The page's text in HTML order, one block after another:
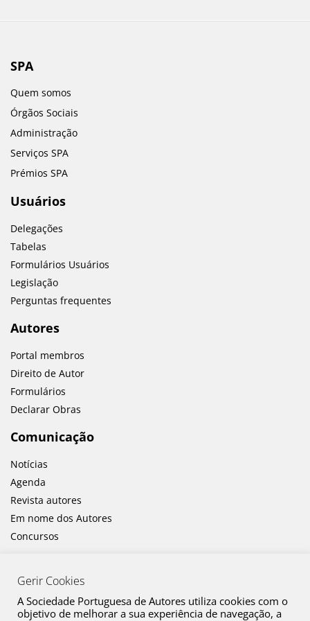
SPA
Quem somos
Órgãos Sociais
Administração
Serviços SPA
Prémios SPA
Usuários
Delegações
Tabelas
Formulários Usuários
Legislação
Perguntas frequentes
Autores
Portal membros
Direito de Autor
Formulários
Declarar Obras
Comunicação
Notícias
Agenda
Revista autores
Em nome dos Autores
Concursos
Gerir Cookies
A Sociedade Portuguesa de Autores utiliza cookies com o
objetivo de melhorar a sua experiência de navegação, a